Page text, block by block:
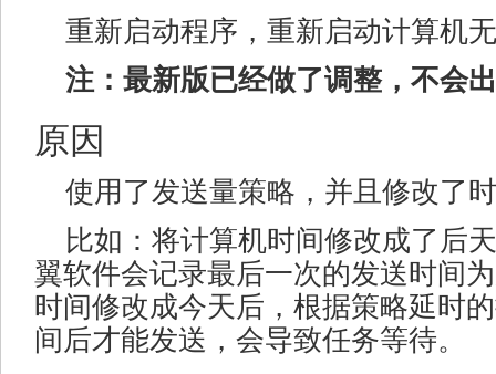
重新启动程序，重新启动计算机
注：最新版已经做了调整，不会
原因
使用了发送量策略，并且修改了
比如：将计算机时间修改成了后
翼软件会记录最后一次的发送时间
时间修改成今天后，根据策略延时
间后才能发送，会导致任务等待。